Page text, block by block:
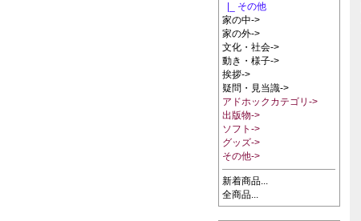
|_ その他
家の中->
家の外->
文化・社会->
動き・様子->
挨拶->
疑問・見当識->
アドホックカテゴリ->
出版物->
ソフト->
グッズ->
その他->
新着商品...
全商品...